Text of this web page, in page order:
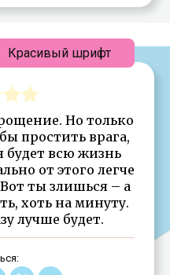
Но только
простить врага,
будет всю жизнь
от этого легче
ты злишься – а
хоть на минуту.
лучше будет.
Красивый шрифт